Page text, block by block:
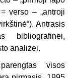
verso – „antroji
Antrasis
bibliografinei,
analizei.
visos